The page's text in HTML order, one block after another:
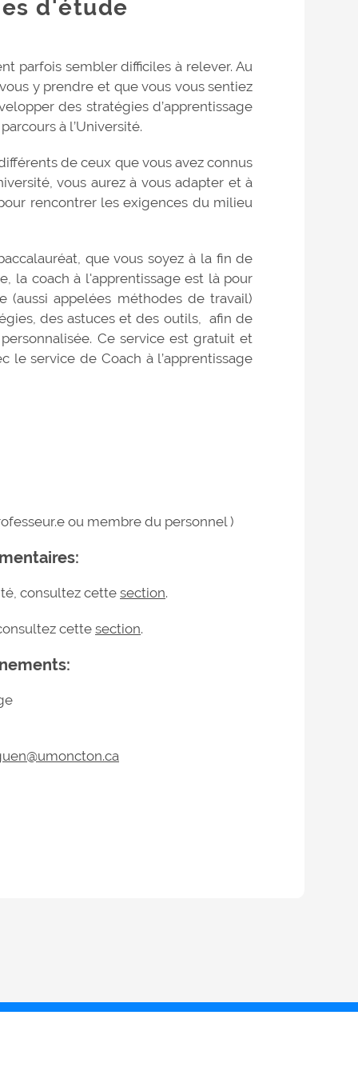
d'étude
parfois sembler difficiles à relever. Au
y prendre et que vous vous sentiez
des stratégies d’apprentissage
à l’Université.
de ceux que vous avez connus
vous aurez à vous adapter et à
rencontrer les exigences du milieu
que vous soyez à la fin de
la coach à l'apprentissage est là pour
appelées méthodes de travail)
des astuces et des outils, afin de
Ce service est gratuit et
le service de Coach à l’apprentissage
ou membre du personnel )
consultez cettesection.
cettesection.